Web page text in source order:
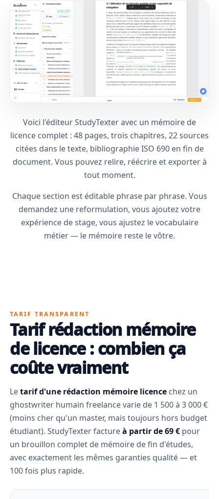
Voici l'éditeur StudyTexter avec un mémoire de
licence complet : 48 pages, trois chapitres, 22 sources
citées dans le texte, bibliographie ISO 690 en fin de
document. Vous pouvez relire, réécrire et exporter à
tout moment.
Chaque section est éditable phrase par phrase. Vous
demandez une reformulation, vous ajoutez votre
expérience de stage, vous ajustez le vocabulaire
métier — le mémoire reste le vôtre.
TARIF TRANSPARENT
Tarif rédaction mémoire
de licence : combien ça
coûte vraiment
Letarif d'une rédaction mémoire licence chez un
ghostwriter humain freelance varie de 1 500 à 3 000 €
(moins cher qu'un master, mais toujours hors budget
étudiant). StudyTexter factureà partir de 69 € pour
un brouillon complet de mémoire de fin d'études,
avec exactement les mêmes garanties qualité — et
100 fois plus rapide.